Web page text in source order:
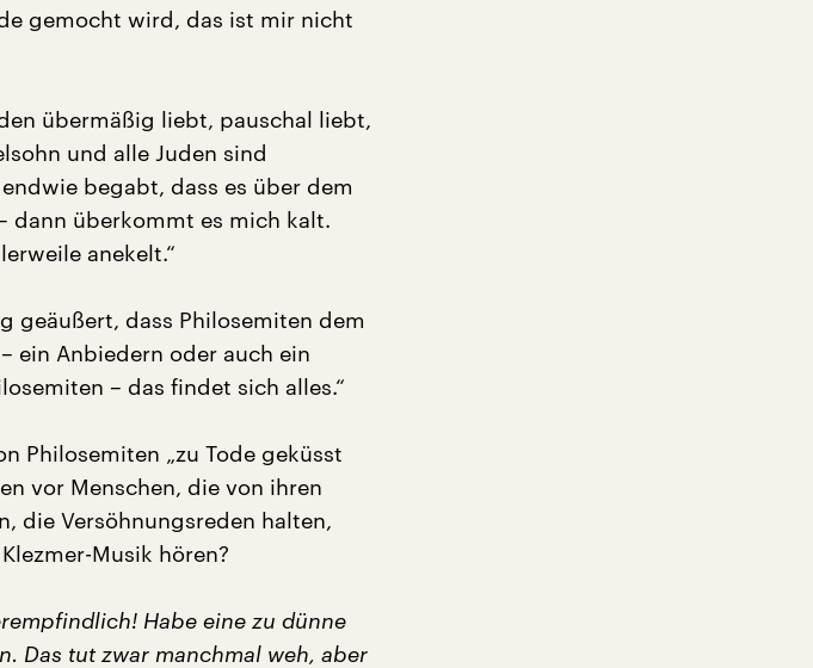
gemocht wird, das ist mir nicht
übermäßig liebt, pauschal liebt,
und alle Juden sind
begabt, dass es über dem
dann überkommt es mich kalt.
anekelt.“
geäußert, dass Philosemiten dem
ein Anbiedern oder auch ein
– das findet sich alles.“
Philosemiten „zu Tode geküsst
vor Menschen, die von ihren
die Versöhnungsreden halten,
Musik hören?
Habe eine zu dünne
Das tut zwar manchmal weh, aber